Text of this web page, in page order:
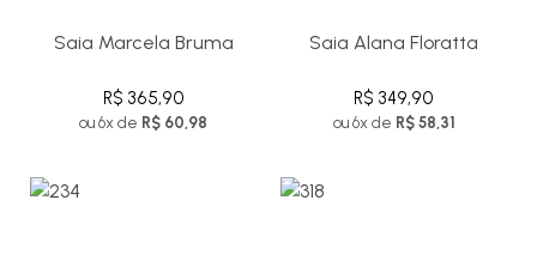
Saia Marcela Bruma
R$ 365,90
ou 6x de R$ 60,98
Saia Alana Floratta
R$ 349,90
ou 6x de R$ 58,31